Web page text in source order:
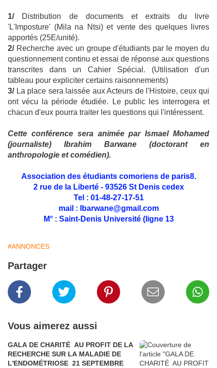
1/Distribution de documents et extraits du livre
'L'Imposture' (Mila na Ntsi) et vente des quelques livres
apportés (25E/unité).
2/Recherche avec un groupe d'étudiants par le moyen du
questionnement continu et essai de réponse aux questions
transcrites dans un Cahier Spécial. (Utilisation d'un
tableau pour expliciter certains raisonnements)
3/La place sera laissée aux Acteurs de l'Histoire, ceux qui
ont vécu la période étudiée. Le public les interrogera et
chacun d'eux pourra traiter les questions qui l'intéressent.
Cette conférence sera animée par Ismael Mohamed
(journaliste) Ibrahim Barwane (doctorant en
anthropologie et comédien).
Association des étudiants comoriens de paris8.
2 rue de la Liberté - 93526 St Denis cedex
Tel : 01-48-27-17-51
mail : Ibarwane@gmail.com
M° : Saint-Denis Université (ligne 13
#ANNONCES
Partager
Vous aimerez aussi
GALA DE CHARITÉ AU PROFIT DE LA
RECHERCHE SUR LA MALADIE DE
L'ENDOMÉTRIOSE 21 SEPTEMBRE